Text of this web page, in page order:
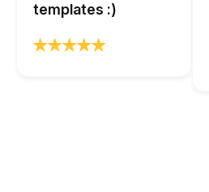
templates :)